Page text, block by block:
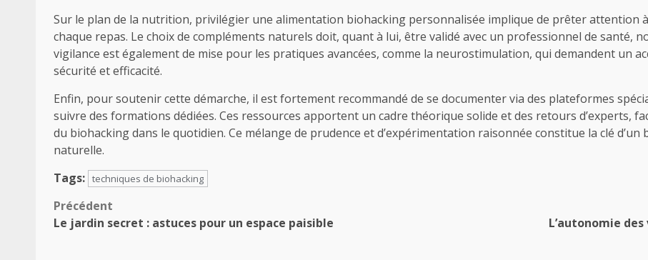
Sur le plan de la nutrition, privilégier une alimentation biohacking personnalisée implique de prêter attention
chaque repas. Le choix de compléments naturels doit, quant à lui, être validé avec un professionnel de santé,
vigilance est également de mise pour les pratiques avancées, comme la neurostimulation, qui demandent un
sécurité et efficacité.
Enfin, pour soutenir cette démarche, il est fortement recommandé de se documenter via des plateformes
suivre des formations dédiées. Ces ressources apportent un cadre théorique solide et des retours d’experts,
du biohacking dans le quotidien. Ce mélange de prudence et d’expérimentation raisonnée constitue la clé
naturelle.
Tags: techniques de biohacking
Navigation
d’article
Précédent
Le jardin secret : astuces pour un espace paisible
L’autonomie